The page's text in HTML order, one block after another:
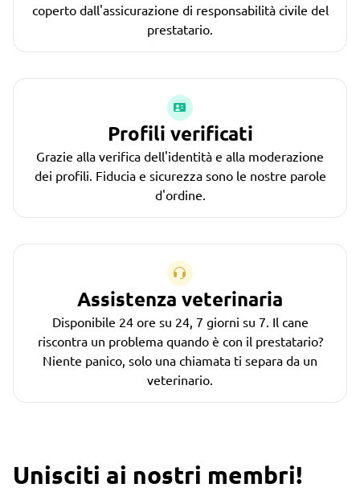
coperto dall'assicurazione di responsabilità civile del
prestatario.
Profili verificati
Grazie alla verifica dell'identità e alla moderazione
dei profili. Fiducia e sicurezza sono le nostre parole
d'ordine.
Assistenza veterinaria
Disponibile 24 ore su 24, 7 giorni su 7. Il cane
riscontra un problema quando è con il prestatario?
Niente panico, solo una chiamata ti separa da un
veterinario.
Unisciti ai nostri membri!